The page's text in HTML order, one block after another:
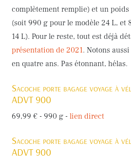
complètement remplie) et un
(soit 990 g pour le modèle 24 L, et
14 L). Pour le reste, tout est déjà
présentation de 2021. Notons
en quatre ans. Pas étonnant, hélas.
Sacoche porte bagage voyage à
ADVT 900
69,99 € - 990 g - lien direct
Sacoche porte bagage voyage à
ADVT 900